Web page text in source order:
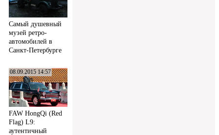
Самый душевный
музей ретро-
автомобилей в
Санкт-Петербурге
08.09.2015 14:57
FAW HongQi (Red
Flag) L9:
аутентичный